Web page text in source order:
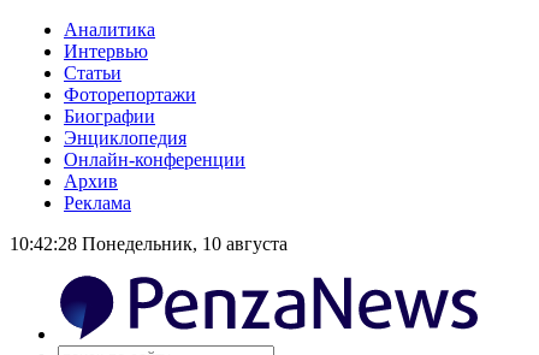
Аналитика
Интервью
Статьи
Фоторепортажи
Биографии
Энциклопедия
Онлайн-конференции
Архив
Реклама
10:42:28 Понедельник, 10 августа